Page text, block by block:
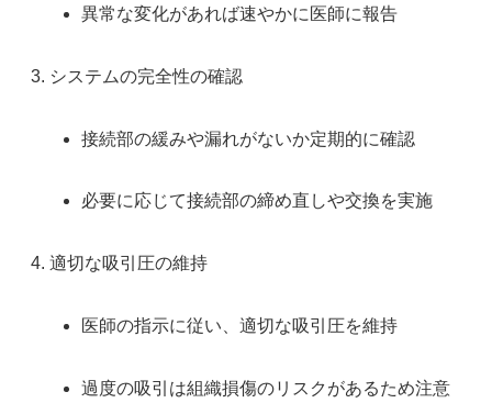
異常な変化があれば速やかに医師に報告
システムの完全性の確認
接続部の緩みや漏れがないか定期的に確認
必要に応じて接続部の締め直しや交換を実施
適切な吸引圧の維持
医師の指示に従い、適切な吸引圧を維持
過度の吸引は組織損傷のリスクがあるため注意